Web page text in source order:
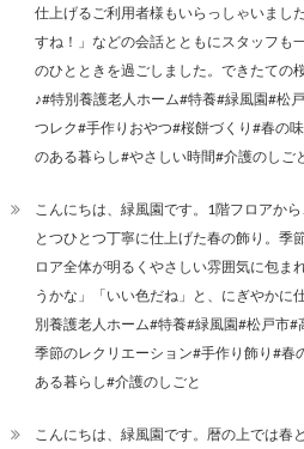
仕上げるご利用者様もいらっしゃいまし
すね！」などの会話とともにスタッフも
のひとときを過ごしました。できたての
♪#特別養護老人ホーム#特養#緑風園#松
つレク#手作りおやつ#桜餅づくり#春の
のある暮らし#やさしい時間#介護のしご
こんにちは、緑風園です。1階フロアか
とつひとつ丁寧に仕上げた春の飾り。季
ロア全体が明るくやさしい雰囲気に包ま
うかな」「いい色だね」と、にぎやかに
別養護老人ホーム#特養#緑風園#松戸市
季節のレクリエーション#手作り飾り#春
ある暮らし#介護のしごと
こんにちは、緑風園です。暦の上では春